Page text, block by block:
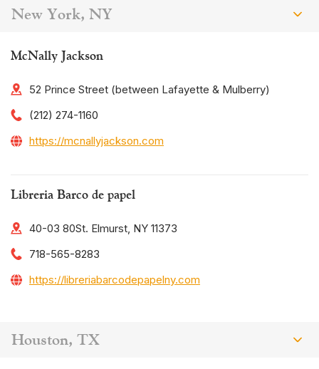
New York, NY
McNally Jackson
52 Prince Street (between Lafayette & Mulberry)
(212) 274-1160
https://mcnallyjackson.com
Libreria Barco de papel
40-03 80St. Elmurst, NY 11373
718-565-8283
https://libreriabarcodepapelny.com
Houston, TX